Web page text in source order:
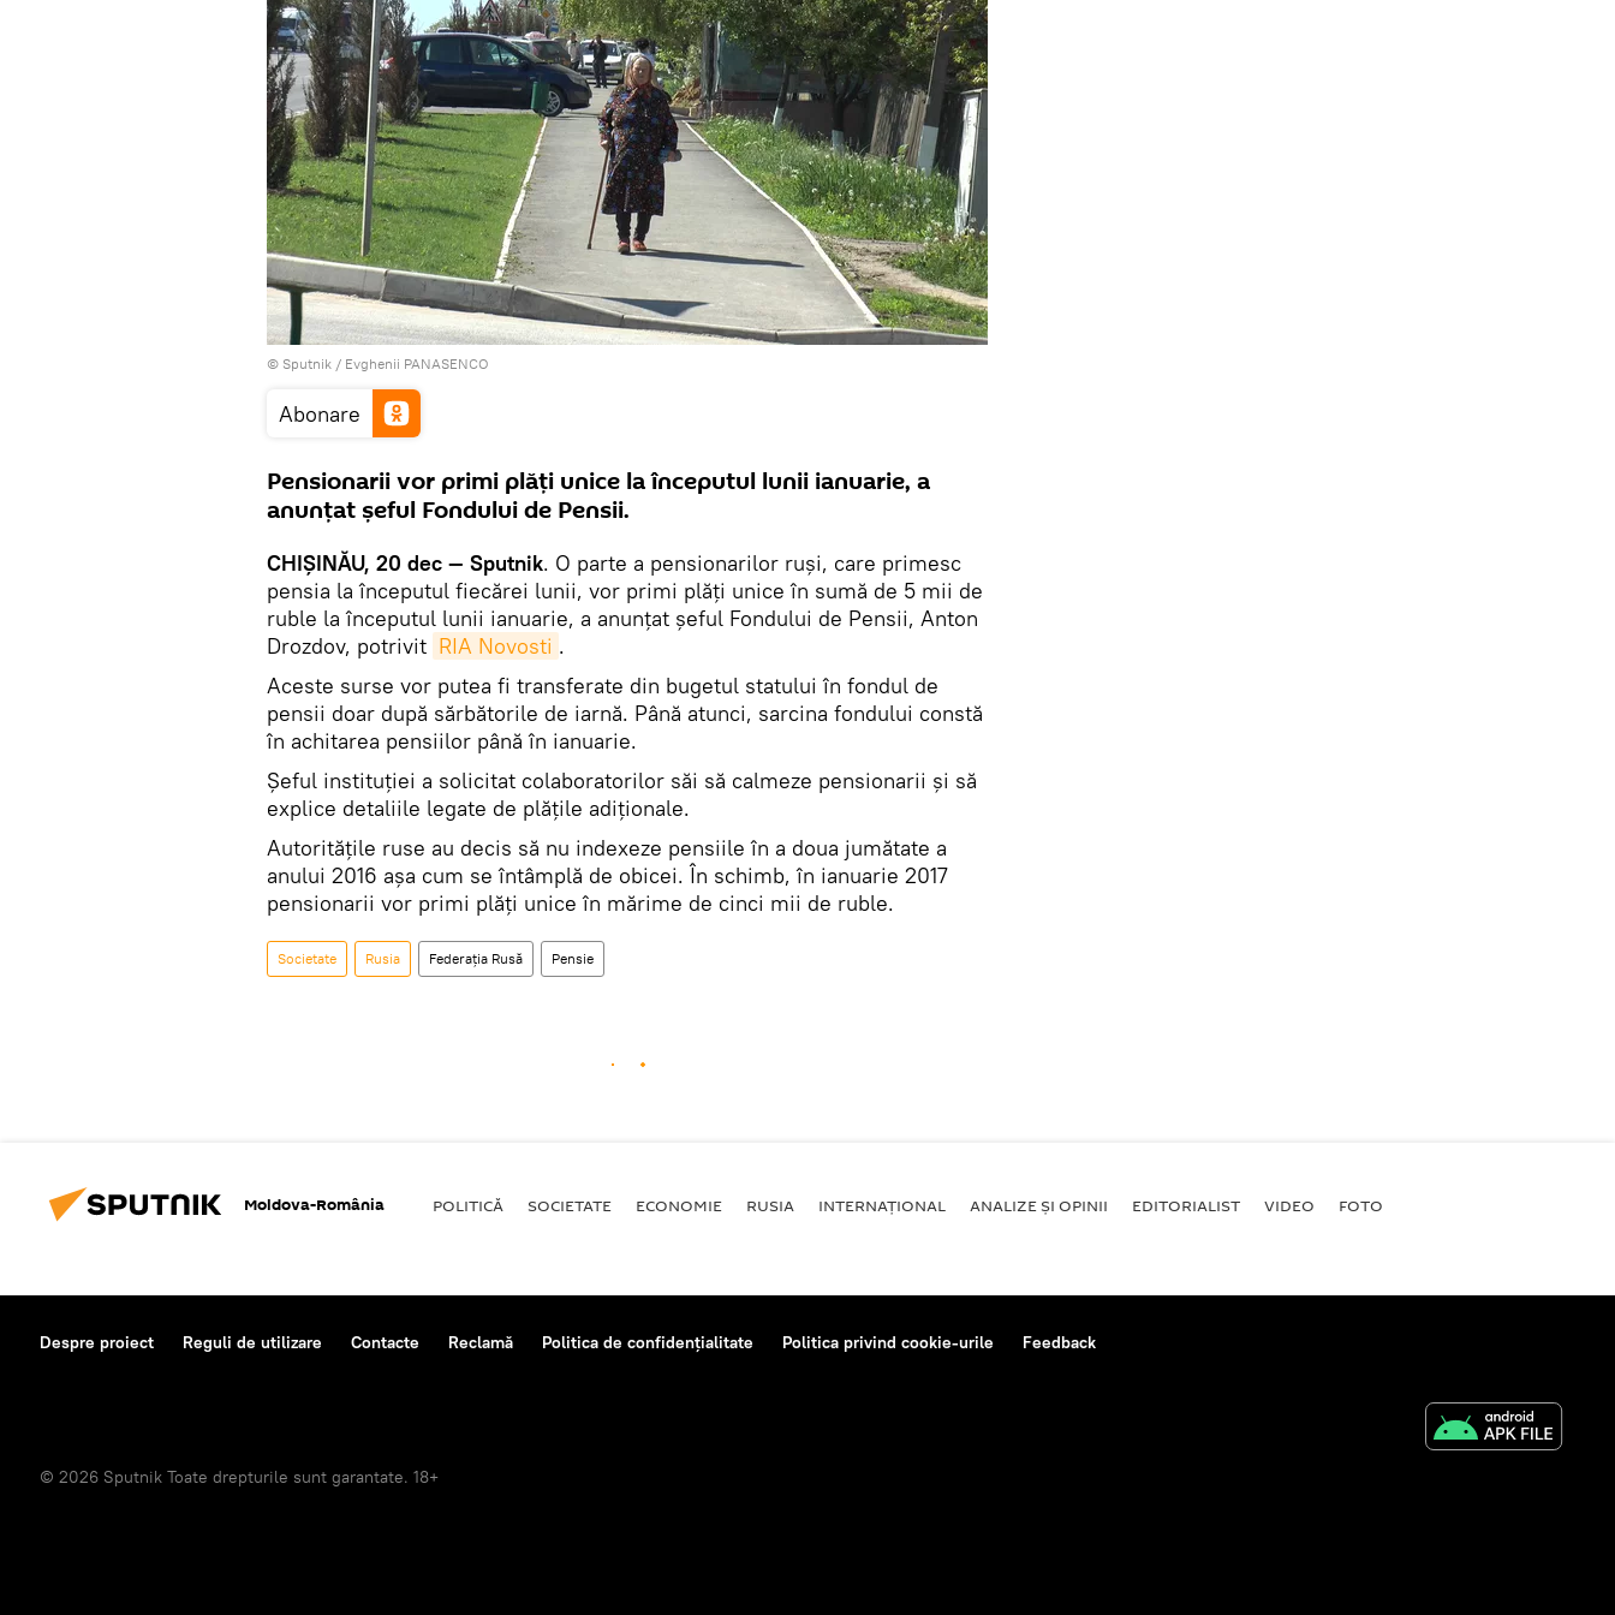
© Sputnik / Evghenii PANASENCO
Abonare
Pensionarii vor primi plăți unice la începutul lunii ianuarie, a
anunțat șeful Fondului de Pensii.
CHIȘINĂU, 20 dec — Sputnik. O parte a pensionarilor ruși, care primesc
pensia la începutul fiecărei lunii, vor primi plăți unice în sumă de 5 mii de
ruble la începutul lunii ianuarie, a anunțat șeful Fondului de Pensii, Anton
Drozdov, potrivit RIA Novosti .
Aceste surse vor putea fi transferate din bugetul statului în fondul de
pensii doar după sărbătorile de iarnă. Până atunci, sarcina fondului constă
în achitarea pensiilor până în ianuarie.
Șeful instituției a solicitat colaboratorilor săi să calmeze pensionarii și să
explice detaliile legate de plățile adiționale.
Autoritățile ruse au decis să nu indexeze pensiile în a doua jumătate a
anului 2016 așa cum se întâmplă de obicei. În schimb, în ianuarie 2017
pensionarii vor primi plăți unice în mărime de cinci mii de ruble.
Societate Rusia Federația Rusă Pensie
Moldova-România POLITICĂ SOCIETATE ECONOMIE RUSIA INTERNAŢIONAL ANALIZE ȘI OPINII EDITORIALIST VIDEO FOTO
Despre proiect Reguli de utilizare Contacte Reclamă Politica de confidențialitate Politica privind cookie-urile Feedback
© 2026 Sputnik Toate drepturile sunt garantate. 18+